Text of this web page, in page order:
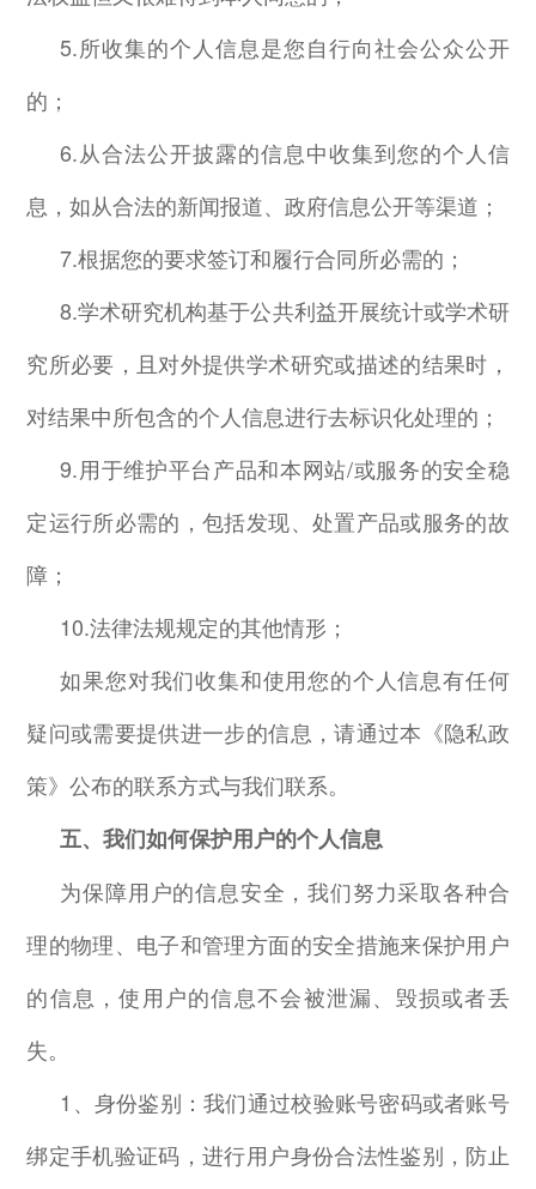
5.所收集的个人信息是您自行向社会公众公开
的；
6.从合法公开披露的信息中收集到您的个人信
息，如从合法的新闻报道、政府信息公开等渠道；
7.根据您的要求签订和履行合同所必需的；
8.学术研究机构基于公共利益开展统计或学术研
究所必要，且对外提供学术研究或描述的结果时，
对结果中所包含的个人信息进行去标识化处理的；
9.用于维护平台产品和本网站/或服务的安全稳
定运行所必需的，包括发现、处置产品或服务的故
障；
10.法律法规规定的其他情形；
如果您对我们收集和使用您的个人信息有任何
疑问或需要提供进一步的信息，请通过本《隐私政
策》公布的联系方式与我们联系。
五、我们如何保护用户的个人信息
为保障用户的信息安全，我们努力采取各种合
理的物理、电子和管理方面的安全措施来保护用户
的信息，使用户的信息不会被泄漏、毁损或者丢
失。
1 、身份鉴别：我们通过校验账号密码或者账号
绑定手机验证码，进行用户身份合法性鉴别，防止